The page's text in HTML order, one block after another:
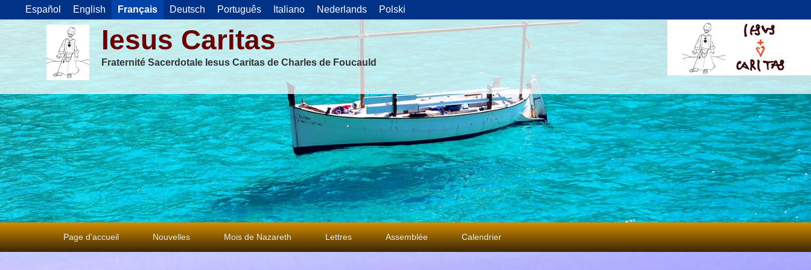
Español English Français Deutsch Português Italiano Nederlands Polski
Iesus Caritas
Fraternité Sacerdotale Iesus Caritas de Charles de Foucauld
Premier
menu
Page d’accueil Nouvelles Mois de Nazareth Lettres Assemblée Calendrier